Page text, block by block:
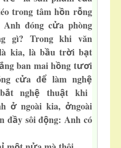
trong tâm hồn rỗng
đóng cửa phòng
gì? Trong khi văn
kia, là bầu trời bạt
ng ban mai hồng tươi
cửa để làm nghệ
ắt nghệ thuật khi
ởngoài kia, ởngoài
đầy sôi động: Anh có